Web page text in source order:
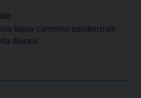
tappa cammino penitenziale
diocesi